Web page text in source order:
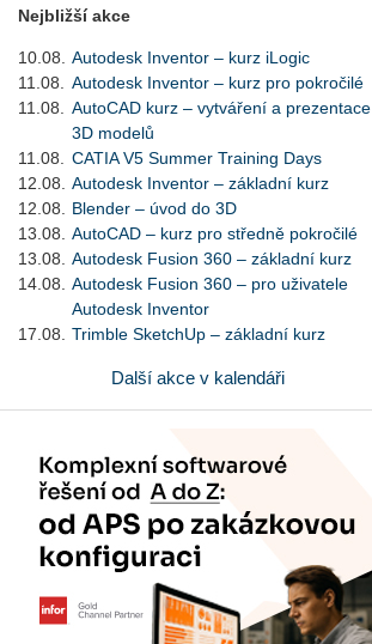
Nejbližší akce
10.08.
Autodesk Inventor – kurz iLogic
11.08.
Autodesk Inventor – kurz pro pokročilé
11.08.
AutoCAD kurz – vytváření a prezentace
3D modelů
11.08.
CATIA V5 Summer Training Days
12.08.
Autodesk Inventor – základní kurz
12.08.
Blender – úvod do 3D
13.08.
AutoCAD – kurz pro středně pokročilé
13.08.
Autodesk Fusion 360 – základní kurz
14.08.
Autodesk Fusion 360 – pro uživatele
Autodesk Inventor
17.08.
Trimble SketchUp – základní kurz
Další akce v kalendáři